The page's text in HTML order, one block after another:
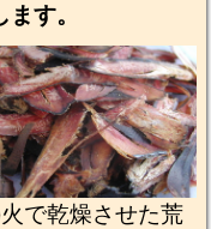
す。
で乾燥させた荒